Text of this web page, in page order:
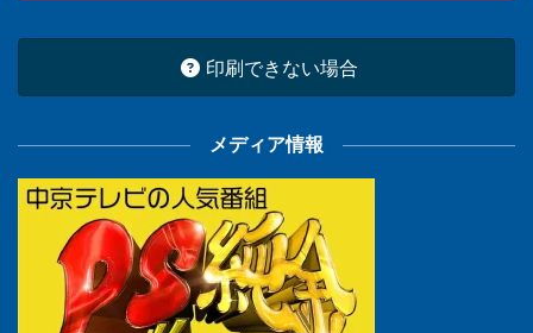
印刷できない場合
メディア情報